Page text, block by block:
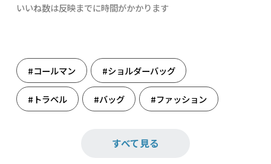
いいね数は反映までに時間がかかります
#コールマン #ショルダーバッグ
#トラベル #バッグ #ファッション
すべて見る